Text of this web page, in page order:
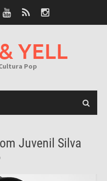
YELL
Pop
Juvenil Silva